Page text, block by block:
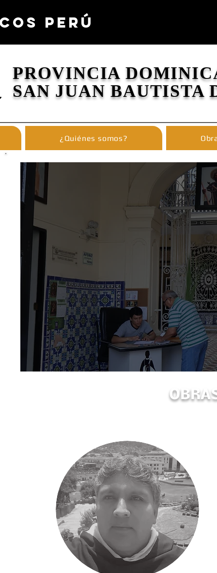
PERÚ
PROVINCIA
SAN JUAN BAUTISTA
¿Quiénes somos?